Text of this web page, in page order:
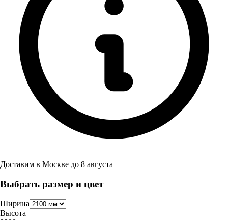
Доставим в Москве до 8 августа
Выбрать размер и цвет
Ширина
Высота